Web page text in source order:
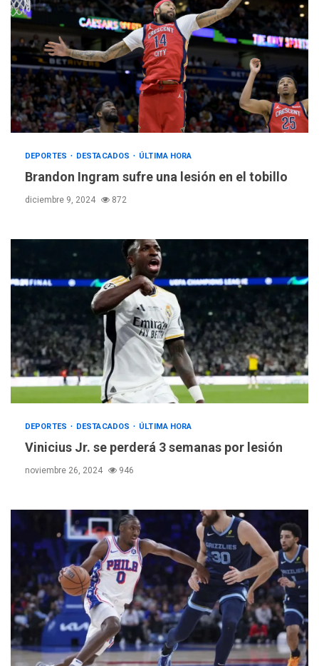
DEPORTES DESTACADOS ÚLTIMA HORA
Brandon Ingram sufre una lesión en el tobillo
diciembre 9, 2024 872
DEPORTES DESTACADOS ÚLTIMA HORA
Vinicius Jr. se perderá 3 semanas por lesión
noviembre 26, 2024 946